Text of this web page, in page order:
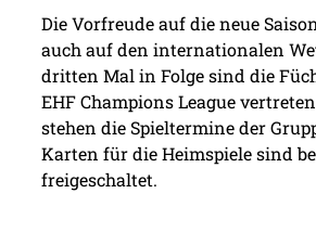
Die Vorfreude auf die neue
auch auf den internationalen
dritten Mal in Folge sind die
EHF Champions League
stehen die Spieltermine der
Karten für die Heimspiele sind
freigeschaltet.